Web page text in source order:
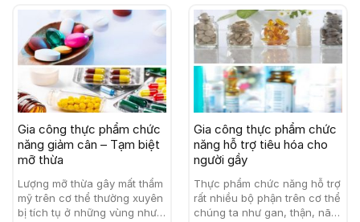
Gia công thực phẩm chức
năng giảm cân – Tạm biệt
mỡ thừa
Lượng mỡ thừa gây mất thẩm
mỹ trên cơ thể thường xuyên
bị tích tụ ở những vùng như
Gia công thực phẩm chức
năng hỗ trợ tiêu hóa cho
người gầy
Thực phẩm chức năng hỗ trợ
rất nhiều bộ phận trên cơ thể
chúng ta như gan, thận, não,